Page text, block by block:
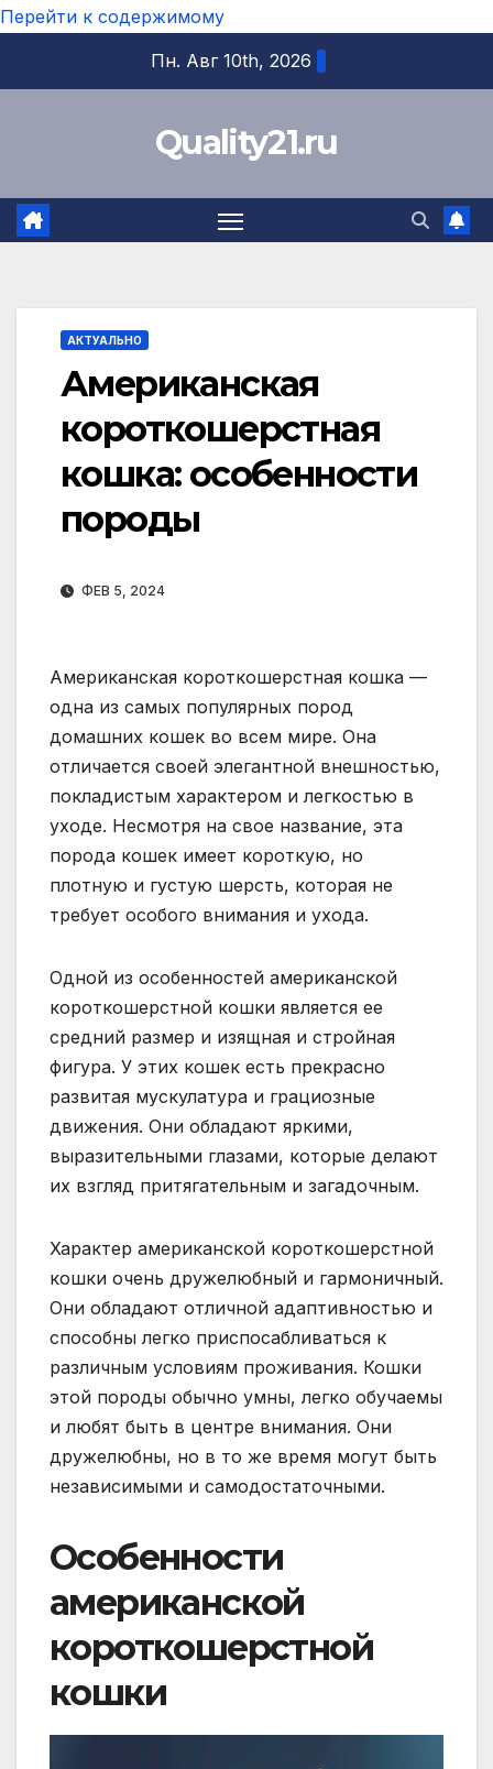
Перейти к содержимому
Пн. Авг 10th, 2026
Quality21.ru
АКТУАЛЬНО
Американская
короткошерстная
кошка: особенности
породы
ФЕВ 5, 2024
Американская короткошерстная кошка —
одна из самых популярных пород
домашних кошек во всем мире. Она
отличается своей элегантной внешностью,
покладистым характером и легкостью в
уходе. Несмотря на свое название, эта
порода кошек имеет короткую, но
плотную и густую шерсть, которая не
требует особого внимания и ухода.
Одной из особенностей американской
короткошерстной кошки является ее
средний размер и изящная и стройная
фигура. У этих кошек есть прекрасно
развитая мускулатура и грациозные
движения. Они обладают яркими,
выразительными глазами, которые делают
их взгляд притягательным и загадочным.
Характер американской короткошерстной
кошки очень дружелюбный и гармоничный.
Они обладают отличной адаптивностью и
способны легко приспосабливаться к
различным условиям проживания. Кошки
этой породы обычно умны, легко обучаемы
и любят быть в центре внимания. Они
дружелюбны, но в то же время могут быть
независимыми и самодостаточными.
Особенности
американской
короткошерстной
кошки